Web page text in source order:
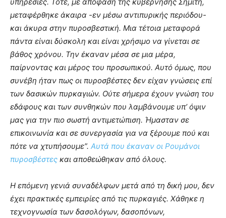
μεταφέρθηκε άκαιρα -εν μέσω αντιπυρικής περιόδου-
και άκυρα στην πυροσβεστική. Μια τέτοια μεταφορά
πάντα είναι δύσκολη και είναι χρήσιμο να γίνεται σε
βάθος χρόνου. Την έκαναν μέσα σε μια μέρα,
παίρνοντας και μέρος του προσωπικού. Αυτό όμως, που
συνέβη ήταν πως οι πυροσβέστες δεν είχαν γνώσεις επί
των δασικών πυρκαγιών. Ούτε σήμερα έχουν γνώση του
εδάφους και των συνθηκών που λαμβάνουμε υπ’ όψιν
μας για την πιο σωστή αντιμετώπιση. Ήμασταν σε
επικοινωνία και σε συνεργασία για να ξέρουμε πού και
πότε να χτυπήσουμε”. Αυτά που έκαναν οι Ρουμάνοι
πυροσβέστες και αποθεώθηκαν από όλους.
Η επόμενη γενιά συναδέλφων μετά από τη δική μου, δεν
έχει πρακτικές εμπειρίες από τις πυρκαγιές. Χάθηκε η
τεχνογνωσία των δασολόγων, δασοπόνων,